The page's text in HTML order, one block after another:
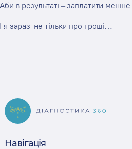
Аби в результаті – заплатити менше.
І я зараз не тільки про гроші…
Навігація